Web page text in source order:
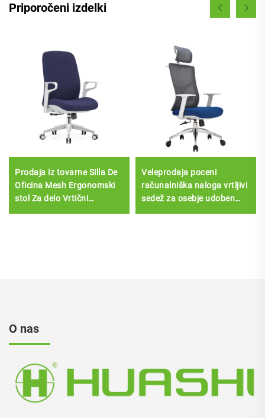
Priporočeni izdelki
Prodaja iz tovarne Silla De
Oficina Mesh Ergonomski
stol Za delo Vrtični
pisarniški stol Za osebje
Veleprodaja poceni
računalniška naloga vrtljivi
sedež za osebje udoben
mrežni tkanin ergonomski
O nas